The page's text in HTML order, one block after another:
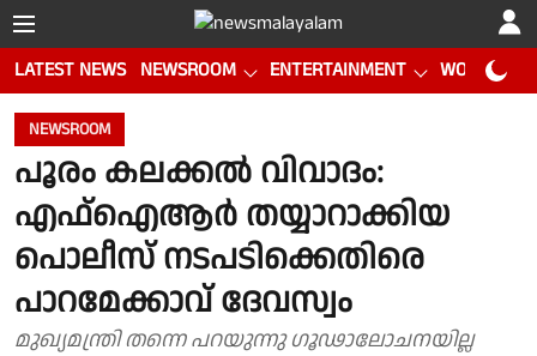
LATEST NEWS NEWSROOM ENTERTAINMENT WORLD CUP
NEWSROOM
പൂരം കലക്കൽ വിവാദം:
എഫ്ഐആർ തയ്യാറാക്കിയ
പൊലീസ് നടപടിക്കെതിരെ
പാറമേക്കാവ് ദേവസ്വം
മുഖ്യമന്ത്രി തന്നെ പറയുന്നു ഗൂഢാലോചനയില്ല